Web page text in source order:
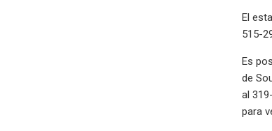
El
515-
Es
de
al
para